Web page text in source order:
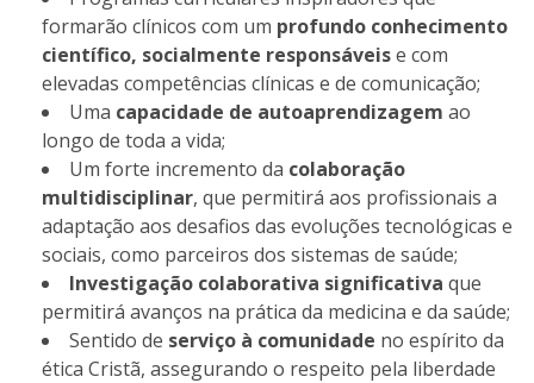
formarão clínicos com um profundo conhecimento
científico, socialmente responsáveise com
elevadas competências clínicas e de comunicação;
Uma capacidade de autoaprendizagem ao
longo de toda a vida;
Um forte incremento da colaboração
multidisciplinar, que permitirá aos profissionais a
adaptação aos desafios das evoluções tecnológicas e
sociais, como parceiros dos sistemas de saúde;
Investigação colaborativa significativa que
permitirá avanços na prática da medicina e da saúde;
Sentido de serviço à comunidade no espírito da
ética Cristã, assegurando o respeito pela liberdade